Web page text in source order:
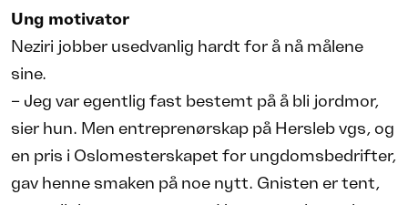
Ung motivator
Neziri jobber usedvanlig hardt for å nå målene
sine.
– Jeg var egentlig fast bestemt på å bli jordmor,
sier hun. Men entreprenørskap på Hersleb vgs, og
en pris i Oslomesterskapet for ungdomsbedrifter,
gav henne smaken på noe nytt. Gnisten er tent,